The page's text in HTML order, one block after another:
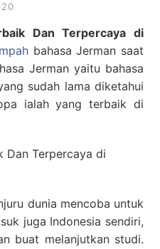
Dan Terpercaya di
bahasa Jerman saat
Jerman yaitu bahasa
sudah lama diketahui
ialah yang terbaik di
dunia mencoba untuk
juga Indonesia sendiri,
buat melanjutkan studi.